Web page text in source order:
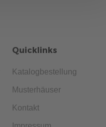
Quicklinks
Katalogbestellung
Musterhäuser
Kontakt